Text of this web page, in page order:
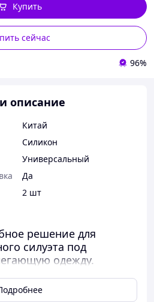
сейчас
Купить
96%
описание
Китай
Силикон
Универсальный
Да
2 шт
решение для
силуэта под
одежду.
помогают визуально